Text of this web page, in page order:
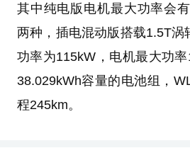
其中纯电版电机最大功率会
两种，插电混动版搭载1.5T涡
功率为115kW，电机最大功
38.029kWh容量的电池组，
程245km。